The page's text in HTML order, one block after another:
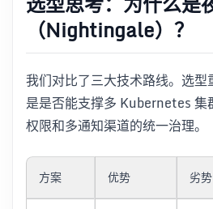
（Nightingale）？
我们对比了三大技术路线。选
是是否能支撑多 Kubernetes 集
权限和多通知渠道的统一治理。
方案 优势 劣势